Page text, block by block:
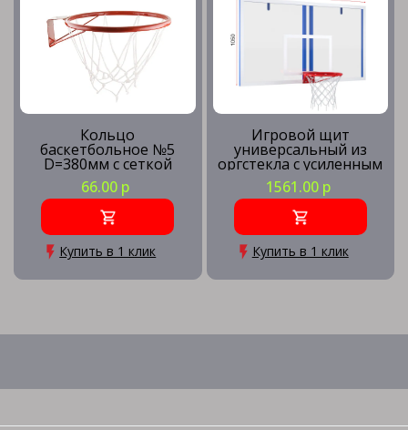
Кольцо
баскетбольное №5
D=380мм с сеткой
66.00 р
Купить в 1 клик
Игровой щит
универсальный из
оргстекла с усиленным
кольцом
1561.00 р
Купить в 1 клик